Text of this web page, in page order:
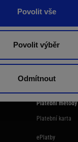
Povolit vše
Povolit výběr
Odmítnout
závislost!
Platební metody
Platební karta
ePlatby